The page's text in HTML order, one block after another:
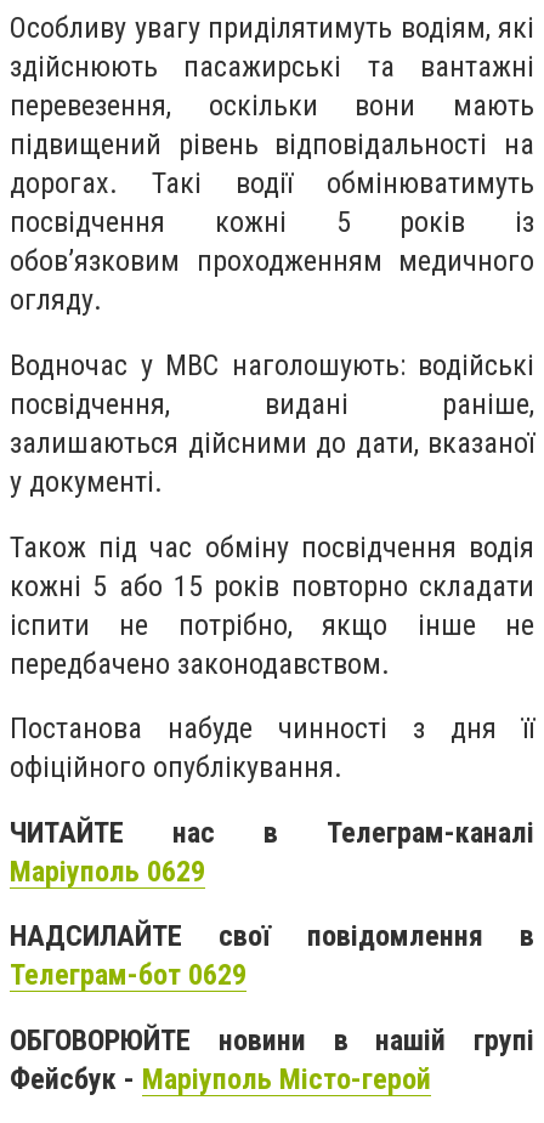
Особливу увагу приділятимуть водіям, які
здійснюють пасажирські та вантажні
перевезення, оскільки вони мають
підвищений рівень відповідальності на
дорогах. Такі водії обмінюватимуть
посвідчення кожні 5 років із
обов’язковим проходженням медичного
огляду.
Водночас у МВС наголошують: водійські
посвідчення, видані раніше,
залишаються дійсними до дати, вказаної
у документі.
Також під час обміну посвідчення водія
кожні 5 або 15 років повторно складати
іспити не потрібно, якщо інше не
передбачено законодавством.
Постанова набуде чинності з дня її
офіційного опублікування.
ЧИТАЙТЕ нас в Телеграм-каналі
Маріуполь 0629
НАДСИЛАЙТЕ свої повідомлення в
Телеграм-бот 0629
ОБГОВОРЮЙТЕ новини в нашій групі
Фейсбук - Маріуполь Місто-герой